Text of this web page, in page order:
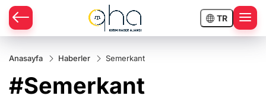
TR
Anasayfa Haberler Semerkant
#Semerkant